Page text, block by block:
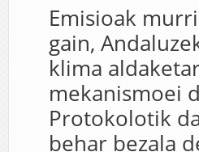
Emisioak
gain,
klima
mekanismoei
Protokolotik
behar bezala